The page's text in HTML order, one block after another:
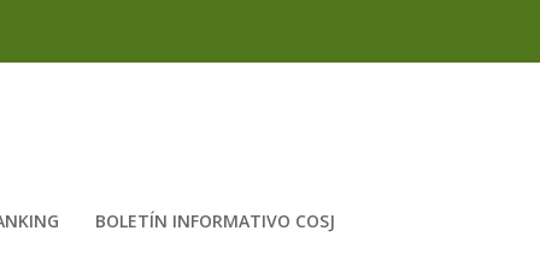
BOLETÍN INFORMATIVO COSJ